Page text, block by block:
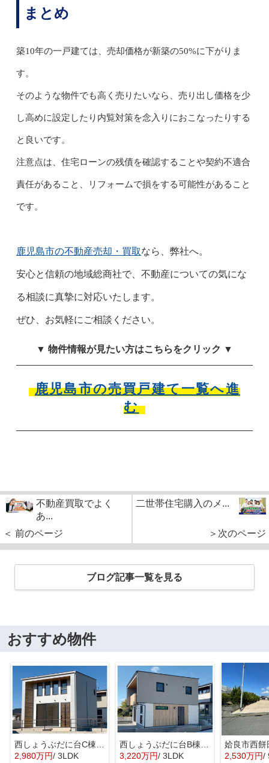
まとめ
築10年の一戸建ては、売却価格が新築の50%に下がりま
す。
そのような物件でも高く売りたいなら、売り出し価格を少
し高めに設定したり内覧対策を念入りにおこなったりする
と良いです。
注意点は、住宅ローンの残債を確認することや契約不適合
責任があること、リフォームで損をする可能性があること
です。
鹿児島市の不動産売却・買取なら、弊社へ。
安心と信頼の地域総商社で、不動産についての気にな
る相談に真摯に対応いたします。
ぜひ、お気軽にご相談ください。
▼ 物件情報が見たい方はこちらをクリック ▼
鹿児島市の売買戸建て一覧へ進
む
不動産買取でよく
あ...
＜ 前のページ
二世帯住宅購入のメ...
＞次のページ
ブログ記事一覧を見る
おすすめ物件
2,980万円/ 3LDK
3,220万円/ 3LDK
姶良市西
2,530万円/